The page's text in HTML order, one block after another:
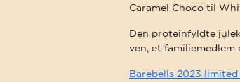
Caramel Choco til
Den proteinfyldte
ven, et
Barebells 2023